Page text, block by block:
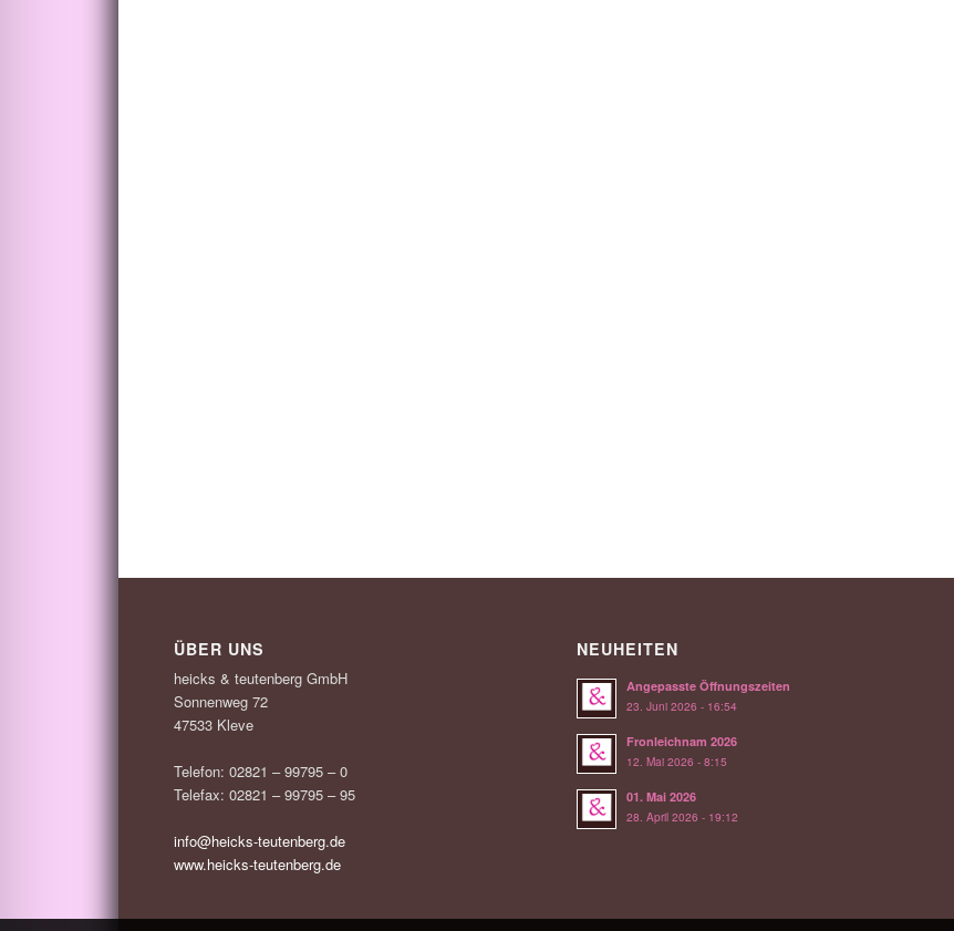
ÜBER UNS
heicks & teutenberg GmbH
Sonnenweg 72
47533 Kleve
Telefon: 02821 – 99795 – 0
Telefax: 02821 – 99795 – 95
info@heicks-teutenberg.de
www.heicks-teutenberg.de
NEUHEITEN
Angepasste Öffnungszeiten
23. Juni 2026 - 16:54
Fronleichnam 2026
12. Mai 2026 - 8:15
01. Mai 2026
28. April 2026 - 19:12